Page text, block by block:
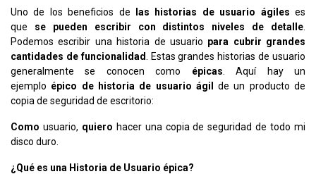
Uno de los beneficios de las historias de usuario ágiles es
que se pueden escribir con distintos niveles de detalle
Podemos escribir una historia de usuario para cubrir grandes
cantidades de funcionalidad . Estas grandes historias de usuario
generalmente se conocen como épicas . Aquí hay un
ejemplo épico de historia de usuario ágil de un producto de
copia de seguridad de escritorio:
Como usuario, quiero hacer una copia de seguridad de todo mi
disco duro.
¿Qué es una Historia de Usuario épica?